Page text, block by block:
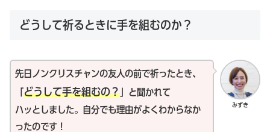
どうして祈るときに手を組むのか？
みずき
先日ノンクリスチャンの友人の前で祈ったとき、
どうして手を組むの？ 」と聞かれて
ハッとしました。自分でも理由がよくわからなか
ったのです！